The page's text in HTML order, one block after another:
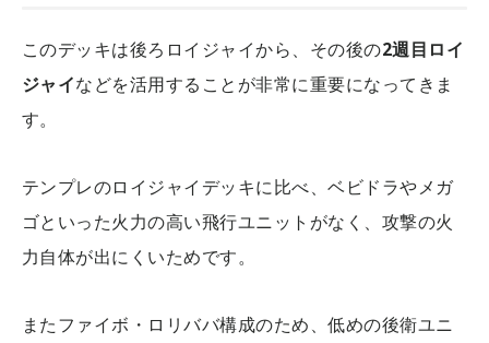
このデッキは後ろロイジャイから、その後の2週目ロイ
ジャイなどを活用することが非常に重要になってきま
す。
テンプレのロイジャイデッキに比べ、ベビドラやメガ
ゴといった火力の高い飛行ユニットがなく、攻撃の火
力自体が出にくいためです。
またファイボ・ロリババ構成のため、低めの後衛ユニ